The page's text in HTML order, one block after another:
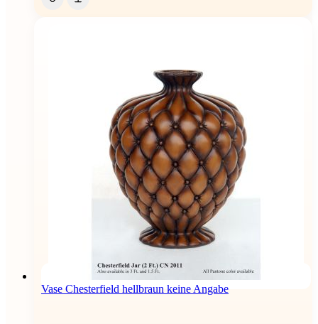
Vase Chesterfield hellbraun keine Angabe